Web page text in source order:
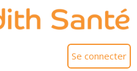
Se connecter